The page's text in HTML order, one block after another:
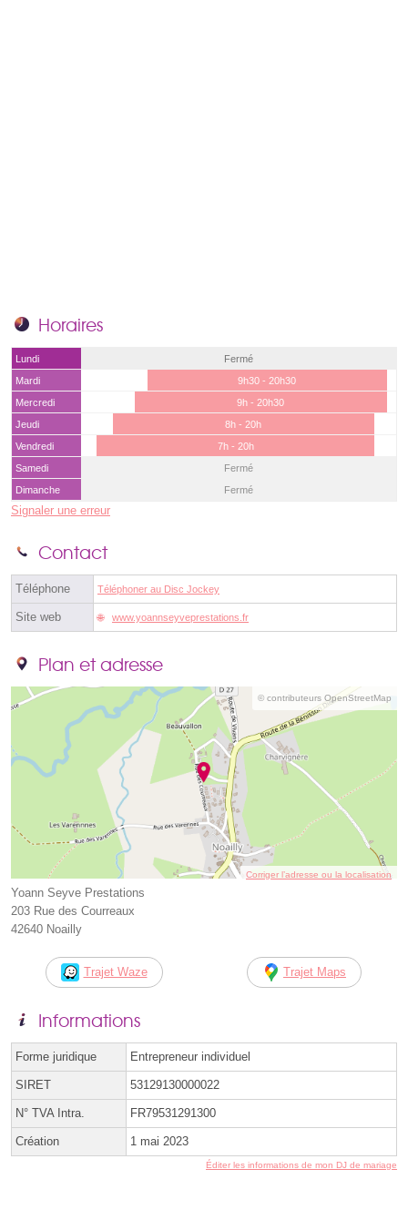
Horaires
Lundi
Fermé
Mardi
9h30 - 20h30
Mercredi
9h - 20h30
Jeudi
8h - 20h
Vendredi
7h - 20h
Samedi
Fermé
Dimanche
Fermé
Signaler une erreur
Contact
Téléphone Téléphoner au Disc Jockey
Site web www.yoannseyveprestations.fr
Plan et adresse
© contributeurs OpenStreetMap
Corriger l’adresse ou la localisation
Yoann Seyve Prestations
203 Rue des Courreaux
42640 Noailly
Trajet Waze Trajet Maps
Informations
Forme juridique Entrepreneur individuel
SIRET 53129130000022
N° TVA Intra. FR79531291300
Création 1 mai 2023
Éditer les informations de mon DJ de mariage